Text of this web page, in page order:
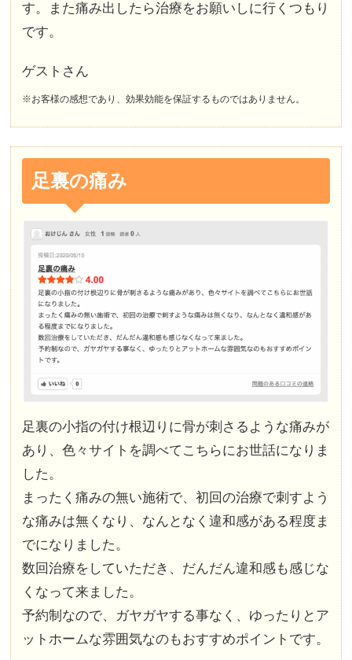
す。また痛み出したら治療をお願いしに行くつもり
です。
ゲストさん
※お客様の感想であり、効果効能を保証するものではありません。
足裏の痛み
足裏の小指の付け根辺りに骨が刺さるような痛みが
あり、色々サイトを調べてこちらにお世話になりま
した。
まったく痛みの無い施術で、初回の治療で刺すよう
な痛みは無くなり、なんとなく違和感がある程度ま
でになりました。
数回治療をしていただき、だんだん違和感も感じな
くなって来ました。
予約制なので、ガヤガヤする事なく、ゆったりとア
ットホームな雰囲気なのもおすすめポイントです。